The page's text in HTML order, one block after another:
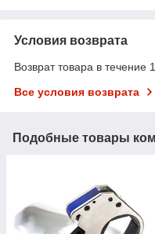
Условия возврата
Возврат товара в течение
Все условия возврата
Подобные товары